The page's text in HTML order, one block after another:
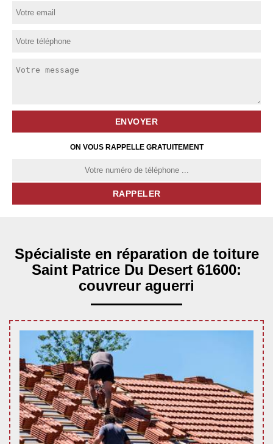
ON VOUS RAPPELLE GRATUITEMENT
Spécialiste en réparation de toiture
Saint Patrice Du Desert 61600:
couvreur aguerri